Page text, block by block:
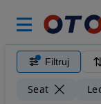
Filtruj
Seat